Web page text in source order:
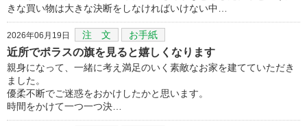
きな買い物は大きな決断をしなければいけない中…
2026年06月19日 注 文 お手紙
近所でポラスの旗を見ると嬉しくなります
親身になって、一緒に考え満足のいく素敵なお家を建てていただき
ました。
優柔不断でご迷惑をおかけしたかと思います。
時間をかけて一つ一つ決…